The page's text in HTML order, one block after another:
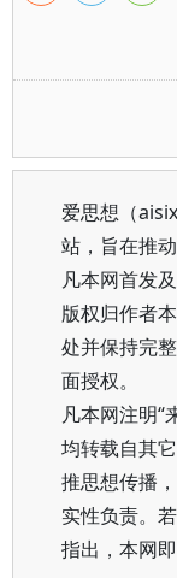
爱思想（
站，旨在推
凡本网首发
版权归作者
处并保持完
面授权。
凡本网注明“
均转载自其
推思想传播
实性负责。
指出，本网即